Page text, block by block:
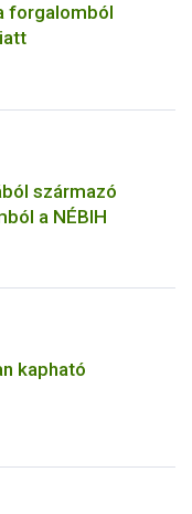
forgalomból
származó
a NÉBIH
kapható